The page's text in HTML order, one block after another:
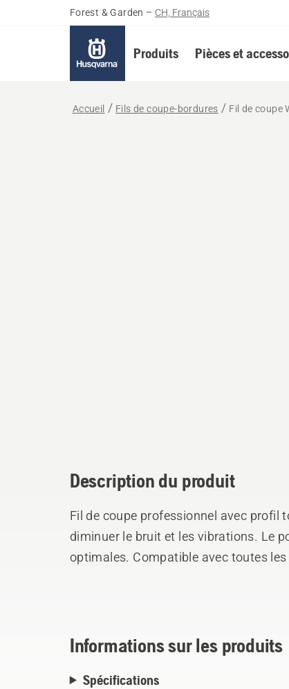
Forest & Garden – CH, Français
Produits Pièces et
Accueil Fils de coupe-bordures Fil de coupe
Description du produit
Fil de coupe professionnel avec profil
diminuer le bruit et les vibrations. Le
optimales. Compatible avec toutes
Informations sur les produits
Spécifications